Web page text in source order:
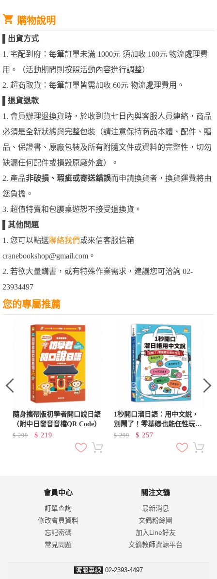
購物說明
出貨方式
1. 宅配到府：每筆訂單未滿 1000元 須加收 100元 物流處理費
用。（活動期間則按照活動內容進行調整）
2. 超商取貨：每筆訂單皆需加收 60元 物流處理費用。
退貨退款
1. 會員辦理退換貨時，於收到貨七日內與客服人員連絡，商品
必須是全新狀態與完整包裝（請注意保持商品本體、配件、贈
品、保證書、原廠包裝及所有附隨文件或資料的完整性，切勿
缺漏任何配件或損毀原廠外盒）。
2. 產品非破損、瑕疵或寄送錯誤而申請換貨者，換貨運費將由
您負擔。
3. 超值特賣和包膜桌遊恕不接受退換貨。
其他問題
1. 您可以點選聯絡我們或來信客服信箱
cranebookshop@gmail.com。
2. 若欲大量購書，或有特殊作業需求，建議您可洽詢 02-
23934497
您的專屬推薦
隨身攜帶版初學者開口說日語
（附中日發音音檔QR Code）
$299 $ 219
1秒開口溜日語：用中文說，
別鬧了！零基礎也能任性玩
（25K+QR Code線上音檔）
$299 $ 257
會員中心
訂單查詢
修改會員資料
忘記密碼
常見問題
關注文鶴
最新消息
文鶴粉絲團
加入Line好友
文鶴教師資源平台
客服專線 02-2393-4497